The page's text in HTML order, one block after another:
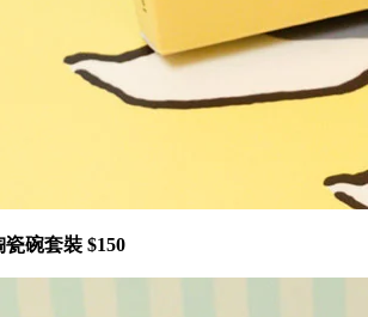
碗套裝 $150